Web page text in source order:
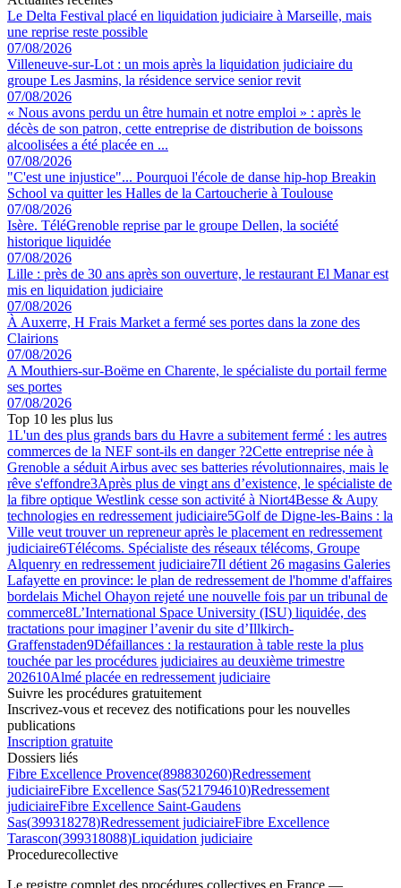
Le Delta Festival placé en liquidation judiciaire à Marseille, mais
une reprise reste possible
07/08/2026
Villeneuve-sur-Lot : un mois après la liquidation judiciaire du
groupe Les Jasmins, la résidence service senior revit
07/08/2026
« Nous avons perdu un être humain et notre emploi » : après le
décès de son patron, cette entreprise de distribution de boissons
alcoolisées a été placée en ...
07/08/2026
"C'est une injustice"... Pourquoi l'école de danse hip-hop Breakin
School va quitter les Halles de la Cartoucherie à Toulouse
07/08/2026
Isère. TéléGrenoble reprise par le groupe Dellen, la société
historique liquidée
07/08/2026
Lille : près de 30 ans après son ouverture, le restaurant El Manar est
mis en liquidation judiciaire
07/08/2026
À Auxerre, H Frais Market a fermé ses portes dans la zone des
Clairions
07/08/2026
A Mouthiers-sur-Boëme en Charente, le spécialiste du portail ferme
ses portes
07/08/2026
Top 10 les plus lus
1L'un des plus grands bars du Havre a subitement fermé : les autres
commerces de la NEF sont-ils en danger ?2Cette entreprise née à
Grenoble a séduit Airbus avec ses batteries révolutionnaires, mais le
rêve s'effondre3Après plus de vingt ans d’existence, le spécialiste de
la fibre optique Westlink cesse son activité à Niort4Besse & Aupy
technologies en redressement judiciaire5Golf de Digne-les-Bains : la
Ville veut trouver un repreneur après le placement en redressement
judiciaire6Télécoms. Spécialiste des réseaux télécoms, Groupe
Alquenry en redressement judiciaire7Il détient 26 magasins Galeries
Lafayette en province: le plan de redressement de l'homme d'affaires
bordelais Michel Ohayon rejeté une nouvelle fois par un tribunal de
commerce8L’International Space University (ISU) liquidée, des
tractations pour imaginer l’avenir du site d’Illkirch-
Graffenstaden9Défaillances : la restauration à table reste la plus
touchée par les procédures judiciaires au deuxième trimestre
202610Almé placée en redressement judiciaire
Suivre les procédures gratuitement
Inscrivez-vous et recevez des notifications pour les nouvelles
publications
Inscription gratuite
Dossiers liés
Fibre Excellence Provence(898830260)Redressement
judiciaireFibre Excellence Sas(521794610)Redressement
judiciaireFibre Excellence Saint-Gaudens
Sas(399318278)Redressement judiciaireFibre Excellence
Tarascon(399318088)Liquidation judiciaire
Procedurecollective
Le registre complet des procédures collectives en France —